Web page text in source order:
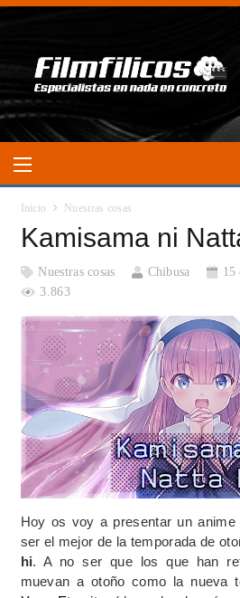
Inicio Nuestras cosas
Kamisama ni
Nuestras cosas Chibusa
15
3.863
Hoy os voy a presentar un
ser el mejor de la temporada de
hi. A no ser que los que han
muevan a otoño como la nueva